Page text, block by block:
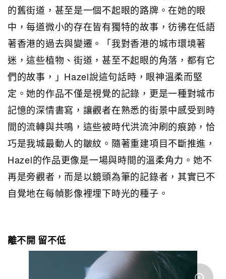
的舊街道，甚至是一個不起眼的路牌。在她的眼
中，每道微小的存在皆有獨特的故事，彷彿在低語
著香港的過去與變遷。「我對香港的城市環境著
迷，這些植物、街道，甚至不起眼的角落，都有它
們的故事，」Hazel說這句話時，眼神溫柔而堅
定。她的作品不僅是視覺的記錄，更是一種對城市
記憶的深情書寫，讓觀者在熟悉的街景中感受到時
間的流轉與共鳴，這些被時代洪流沖刷的痕跡，恰
巧是我城最動人的皺紋。隨著重建項目不斷推進，
Hazel的作品更像是一場與時間的溫柔角力。她不
再是旁觀者，而是以鏡頭為筆的記錄者，其實已不
自覺地在每幀影像裡埋下時光的種子。
離不開 留不低